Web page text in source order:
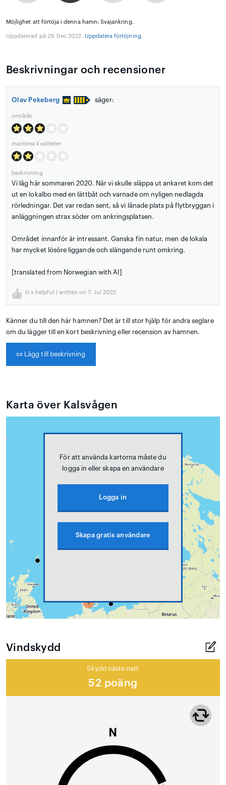
Möjlighet att förtöja i denna hamn: Svajankring.
Uppdaterad på 29. Dec 2022. Uppdatera förtöjning.
Beskrivningar och recensioner
Olav Pekeberg säger:
område
maritima kvaliteter
beskrivning
Vi låg här sommaren 2020. När vi skulle släppa ut ankaret kom det
ut en lokalbo med en lättbåt och varnade om nyligen nedlagda
rörledningar. Det var redan sent, så vi lånade plats på flytbryggan i
anläggningen strax söder om ankringsplatsen.
Området innanför är intressant. Ganska fin natur, men de lokala
har mycket lösöre liggande och slängande runt omkring.
[translated from Norwegian with AI]
0 x helpful | written on 7. Jul 2022
Känner du till den här hamnen? Det är till stor hjälp för andra seglare
om du lägger till en kort beskrivning eller recension av hamnen.
📜 Lägg till beskrivning
Karta över Kalsvågen
För att använda kartorna måste du
logga in eller skapa en användare
Logga in
Skapa gratis användare
Vindskydd
Skydd nästa natt
52 poäng
N